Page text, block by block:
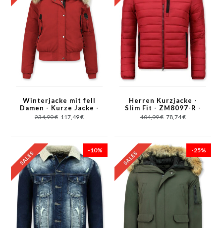
Winterjacke mit fell
Damen - Kurze Jacke -
Rot
234,99 € 117,49 €
Herren Kurzjacke -
Slim Fit - ZM8097-R -
Rot
104,99 € 78,74 €
-10% -25%